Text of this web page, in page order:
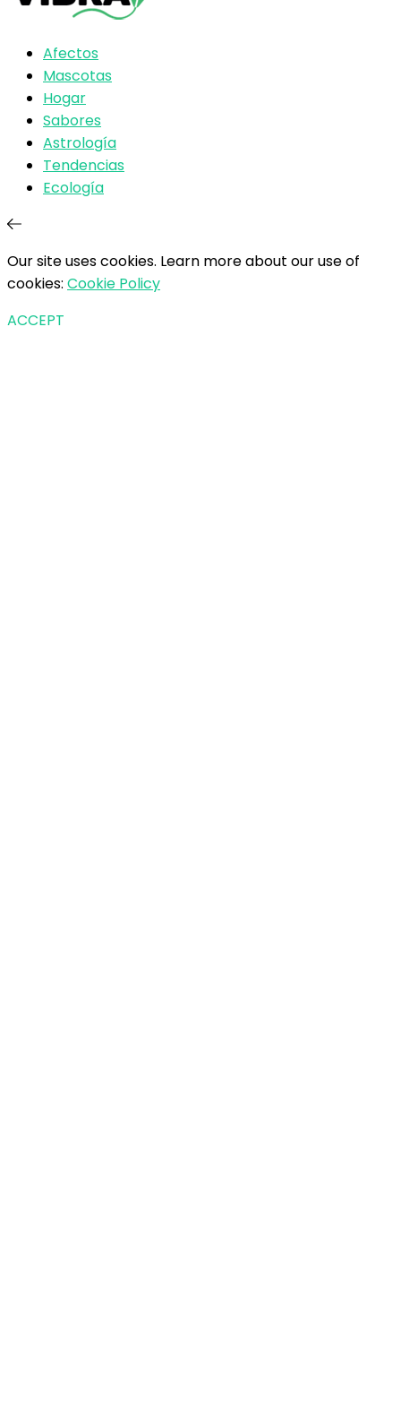
Afectos
Mascotas
Hogar
Sabores
Astrología
Tendencias
Ecología
Our site uses cookies. Learn more about our use of
cookies: Cookie Policy
ACCEPT